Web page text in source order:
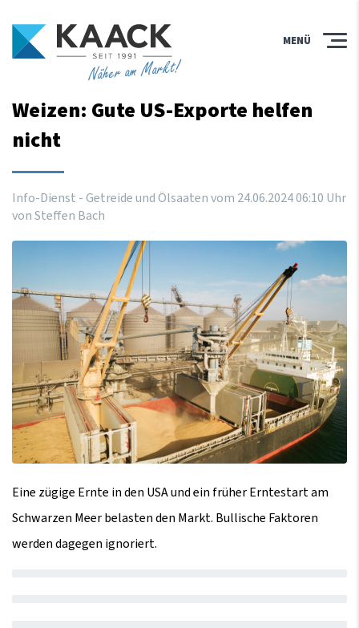
Näher am Markt!
MENÜ
Weizen: Gute US-Exporte helfen
nicht
Info-Dienst - Getreide und Ölsaaten vom 24.06.202406:10 Uhr
von Steffen Bach
Eine zügige Ernte in den USA und ein früher Erntestart am
Schwarzen Meer belasten den Markt. Bullische Faktoren
werden dagegen ignoriert.